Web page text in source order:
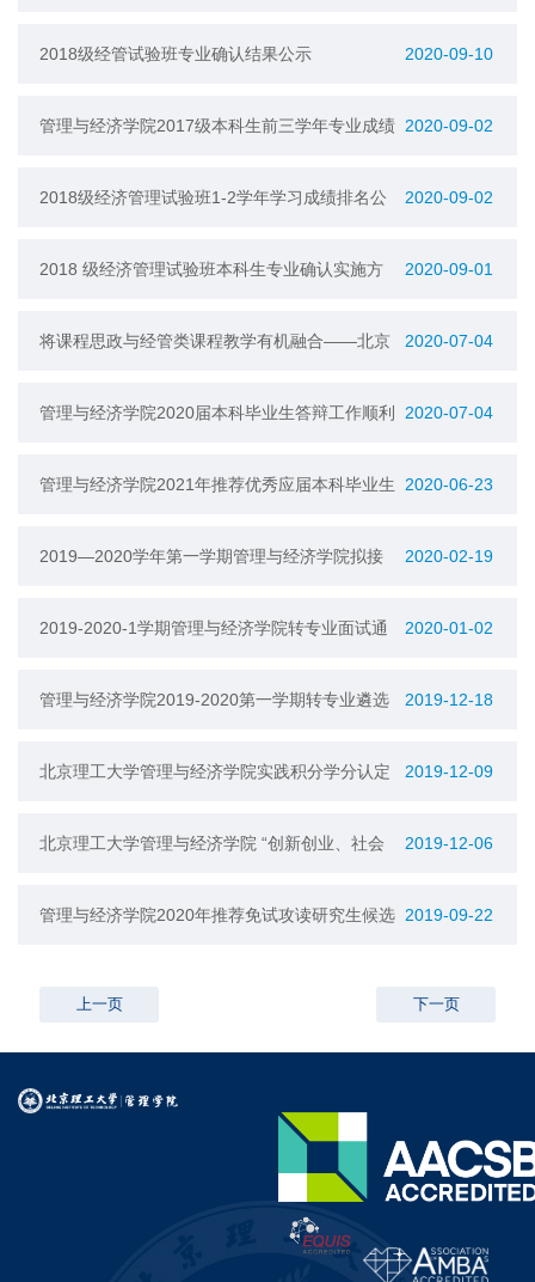
本科生毕业设计（论文）评优推荐的名单公示
2020-09-10
2018级经管试验班专业确认结果公示
2020-09-02
管理与经济学院2017级本科生前三学年专业成绩
排名公示
2020-09-02
2018级经济管理试验班1-2学年学习成绩排名公
2020-09-01
2018 级经济管理试验班本科生专业确认实施方
2020-07-04
将课程思政与经管类课程教学有机融合——北京
理工大学管理与经济学院的创新性实践
2020-07-04
管理与经济学院2020届本科毕业生答辩工作顺利
完成
2020-06-23
管理与经济学院2021年推荐优秀应届本科毕业生
免试攻读研究生工作课程认定及成绩计算细则
2020-02-19
2019—2020学年第一学期管理与经济学院拟接
收2018、2019级转专业名单公示
2020-01-02
2019-2020-1学期管理与经济学院转专业面试通
2019-12-18
管理与经济学院2019-2020第一学期转专业遴选
办法
2019-12-09
北京理工大学管理与经济学院实践积分学分认定
与转换实施细则（试行）
2019-12-06
北京理工大学管理与经济学院 “创新创业、社会
实践、艺术实践”积分管理办法（试行）
2019-09-22
管理与经济学院2020年推荐免试攻读研究生候选
上一页 下一页